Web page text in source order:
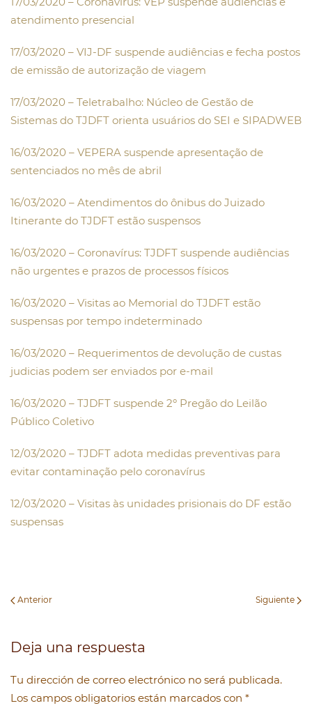
atendimento presencial
17/03/2020 – VIJ-DF suspende audiências e fecha postos
de emissão de autorização de viagem
17/03/2020 – Teletrabalho: Núcleo de Gestão de
Sistemas do TJDFT orienta usuários do SEI e SIPADWEB
16/03/2020 – VEPERA suspende apresentação de
sentenciados no mês de abril
16/03/2020 – Atendimentos do ônibus do Juizado
Itinerante do TJDFT estão suspensos
16/03/2020 – Coronavírus: TJDFT suspende audiências
não urgentes e prazos de processos físicos
16/03/2020 – Visitas ao Memorial do TJDFT estão
suspensas por tempo indeterminado
16/03/2020 – Requerimentos de devolução de custas
judicias podem ser enviados por e-mail
16/03/2020 – TJDFT suspende 2º Pregão do Leilão
Público Coletivo
12/03/2020 – TJDFT adota medidas preventivas para
evitar contaminação pelo coronavírus
12/03/2020 – Visitas às unidades prisionais do DF estão
suspensas
Anterior Siguiente
Deja una respuesta
Tu dirección de correo electrónico no será publicada.
Los campos obligatorios están marcados con *